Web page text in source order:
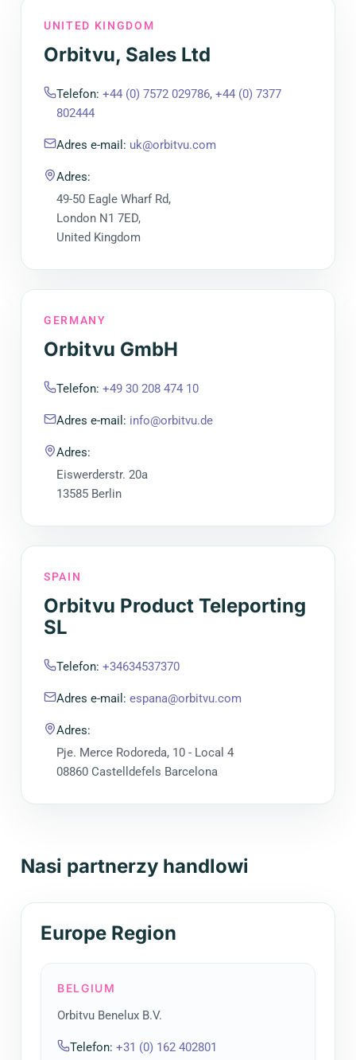
UNITED KINGDOM
Orbitvu, Sales Ltd
Telefon: +44 (0) 7572 029786, +44 (0) 7377
802444
Adres e-mail : uk@orbitvu.com
Adres:
49-50 Eagle Wharf Rd,
London N1 7ED,
United Kingdom
GERMANY
Orbitvu GmbH
Telefon: +49 30 208 474 10
Adres e-mail : info@orbitvu.de
Adres:
Eiswerderstr. 20a
13585 Berlin
SPAIN
Orbitvu Product Teleporting
SL
Telefon: +34634537370
Adres e-mail : espana@orbitvu.com
Adres:
Pje. Merce Rodoreda, 10 - Local 4
08860 Castelldefels Barcelona
Nasi partnerzy handlowi
Europe Region
BELGIUM
Orbitvu Benelux B.V.
Telefon: +31 (0) 162 402801